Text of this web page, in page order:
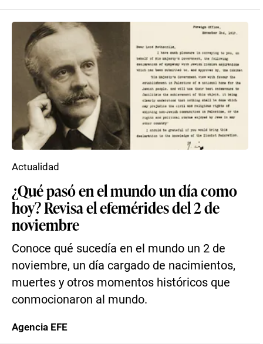
¿Qué pasó en el mundo un día como
hoy? Revisa el efemérides del 2 de
noviembre
Conoce qué sucedía en el mundo un 2 de
noviembre, un día cargado de nacimientos,
muertes y otros momentos históricos que
conmocionaron al mundo.
Actualidad
Agencia EFE